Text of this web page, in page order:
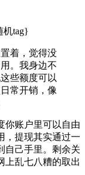
着，觉得没
。我身边不
些额度可以
常开销，像
你账户里可以自由
，提现其实通过一
自己手里。剩余关
上乱七八糟的取出